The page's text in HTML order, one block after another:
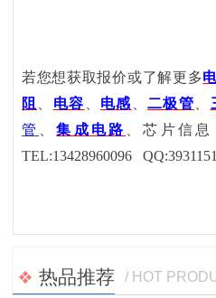
若您想获取报价或了解更多
阻
电容 电感 、二极管
管
、集成电路
、芯片信
TEL:13428960096
热品推荐 / HOT